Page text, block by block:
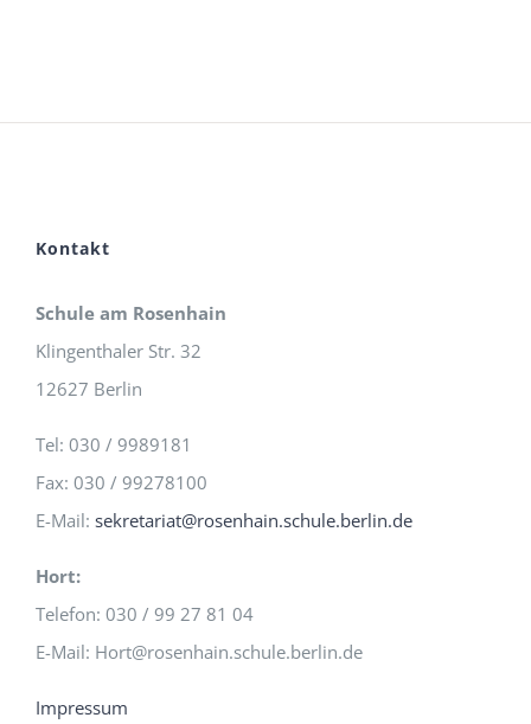
Kontakt
Schule am Rosenhain
Klingenthaler Str. 32
12627 Berlin
Tel: 030 / 9989181
Fax: 030 / 99278100
E-Mail: sekretariat@rosenhain.schule.berlin.de
Hort:
Telefon: 030 / 99 27 81 04
E-Mail: Hort@rosenhain.schule.berlin.de
Impressum